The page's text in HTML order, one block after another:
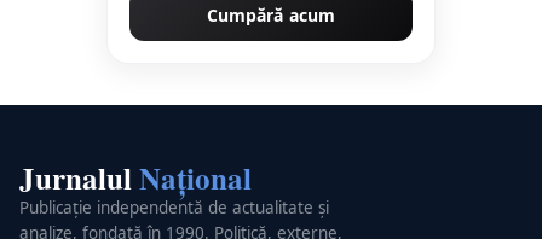
Cumpără acum
JurnalulNațional
Publicație independentă de actualitate și
analize, fondată în 1990. Politică, externe,